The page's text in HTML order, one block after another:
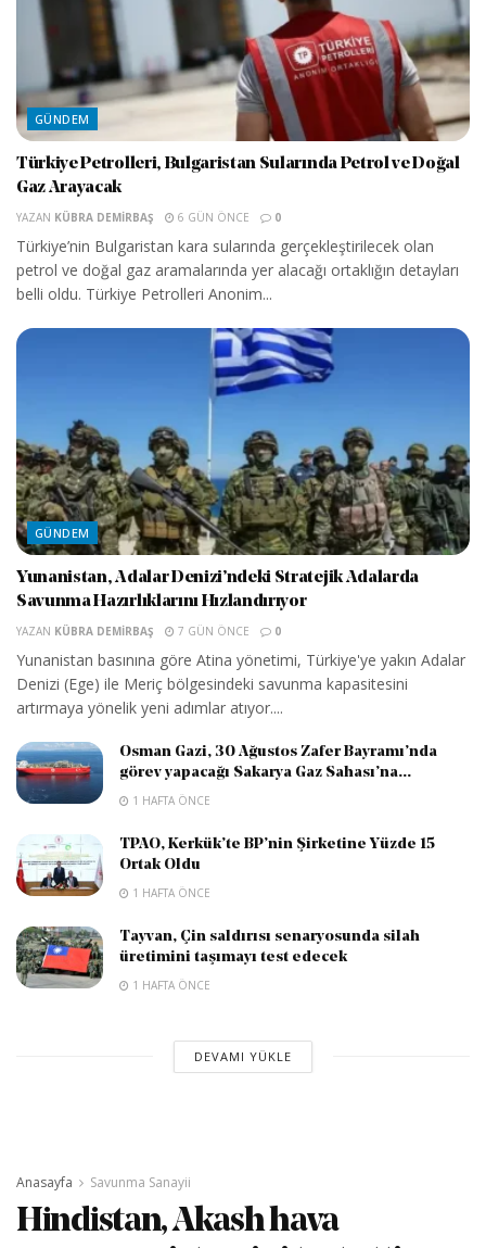
GÜNDEM
Türkiye Petrolleri, Bulgaristan Sularında Petrol ve Doğal
Gaz Arayacak
YAZAN KÜBRA DEMIRBAŞ 6 GÜN ÖNCE 0
Türkiye’nin Bulgaristan kara sularında gerçekleştirilecek olan
petrol ve doğal gaz aramalarında yer alacağı ortaklığın detayları
belli oldu. Türkiye Petrolleri Anonim...
GÜNDEM
Yunanistan, Adalar Denizi’ndeki Stratejik Adalarda
Savunma Hazırlıklarını Hızlandırıyor
YAZAN KÜBRA DEMIRBAŞ 7 GÜN ÖNCE 0
Yunanistan basınına göre Atina yönetimi, Türkiye'ye yakın Adalar
Denizi (Ege) ile Meriç bölgesindeki savunma kapasitesini
artırmaya yönelik yeni adımlar atıyor....
Osman Gazi, 30 Ağustos Zafer Bayramı’nda
görev yapacağı Sakarya Gaz Sahası’na...
1 HAFTA ÖNCE
TPAO, Kerkük’te BP’nin Şirketine Yüzde 15
Ortak Oldu
1 HAFTA ÖNCE
Tayvan, Çin saldırısı senaryosunda silah
üretimini taşımayı test edecek
1 HAFTA ÖNCE
DEVAMI YÜKLE
Anasayfa Savunma Sanayii
Hindistan, Akash hava